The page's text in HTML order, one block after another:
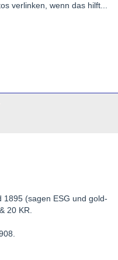
verlinken, wenn das hilft...
1895 (sagen ESG und gold-
20 KR.